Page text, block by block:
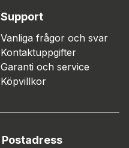
Support
Vanliga frågor och svar
Kontaktuppgifter
Garanti och service
Köpvillkor
Postadress